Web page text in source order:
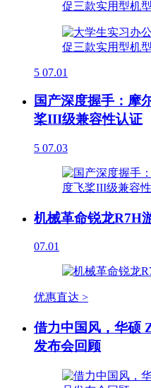
5 07.01
国产深度握手：摩
桨III级兼容性认证
5 07.03
机械革命锐龙R7H
07.01
优惠直达 >
借力中国风，华硕
发布会回顾